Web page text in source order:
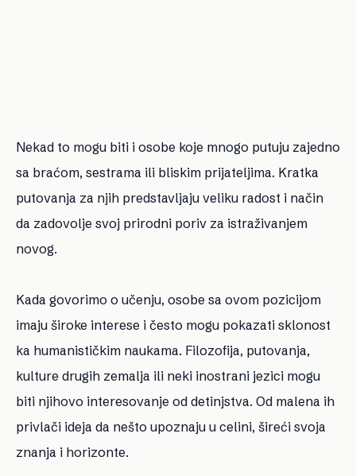
Nekad to mogu biti i osobe koje mnogo putuju zajedno
sa braćom, sestrama ili bliskim prijateljima. Kratka
putovanja za njih predstavljaju veliku radost i način
da zadovolje svoj prirodni poriv za istraživanjem
novog.
Kada govorimo o učenju, osobe sa ovom pozicijom
imaju široke interese i često mogu pokazati sklonost
ka humanističkim naukama. Filozofija, putovanja,
kulture drugih zemalja ili neki inostrani jezici mogu
biti njihovo interesovanje od detinjstva. Od malena ih
privlači ideja da nešto upoznaju u celini, šireći svoja
znanja i horizonte.